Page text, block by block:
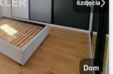
6zdjęcia
Dom